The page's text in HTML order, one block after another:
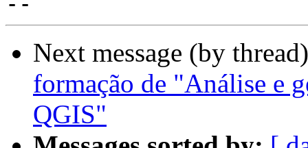
Next message (by
formação de "Análise e
QGIS"